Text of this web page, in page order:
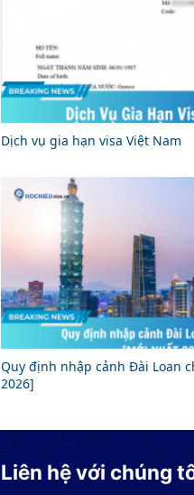
Dịch vụ gia hạn visa Việt Nam
Quy định nhập cảnh Đài Loan
2026]
Liên hệ với chúng